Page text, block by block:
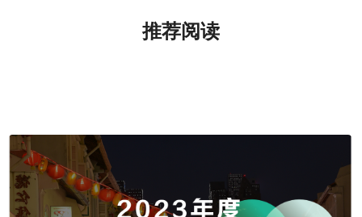
推荐阅读